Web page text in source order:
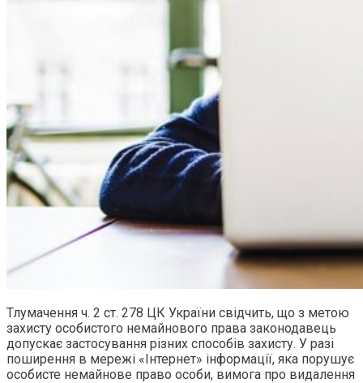
Тлумачення ч. 2 ст. 278 ЦК України свідчить, що з метою
захисту особистого немайнового права законодавець
допускає застосування різних способів захисту. У разі
поширення в мережі «Інтернет» інформації, яка порушує
особисте немайнове право особи, вимога про видалення